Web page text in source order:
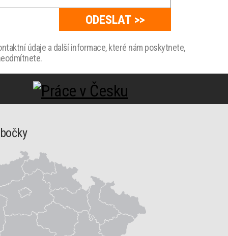
údaje a další informace, které nám poskytnete,